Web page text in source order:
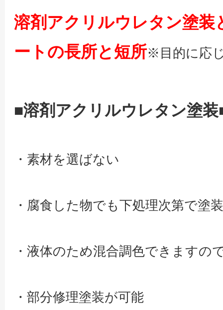
溶剤アクリルウレタン塗装
ートの長所と短所※目的に応
■溶剤アクリルウレタン塗装
・素材を選ばない
・腐食した物でも下処理次第で塗
・液体のため混合調色できますの
・部分修理塗装が可能